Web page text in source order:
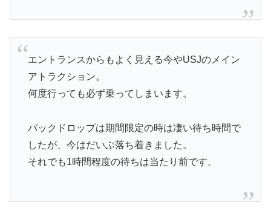
エントランスからもよく見える今やUSJのメイン
アトラクション。
何度行っても必ず乗ってしまいます。
バックドロップは期間限定の時は凄い待ち時間で
したが、今はだいぶ落ち着きました。
それでも1時間程度の待ちは当たり前です。